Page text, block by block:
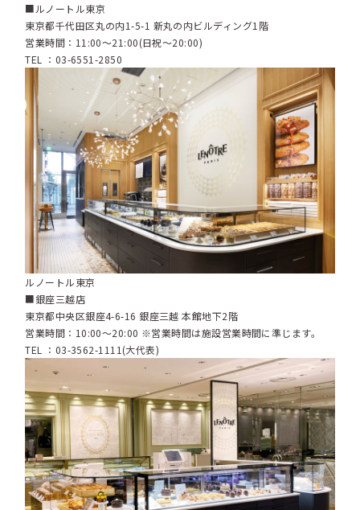
■ルノートル東京
東京都千代田区丸の内1-5-1 新丸の内ビルディング1階
営業時間：11:00～21:00(日祝～20:00)
TEL ：03-6551-2850
ルノートル東京
■銀座三越店
東京都中央区銀座4-6-16 銀座三越 本館地下2階
営業時間：10:00～20:00 ※営業時間は施設営業時間に準じます。
TEL ：03-3562-1111(大代表)